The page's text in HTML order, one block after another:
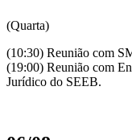
(Quarta)
(10:30) Reunião com
(19:00) Reunião com
Jurídico do SEEB.